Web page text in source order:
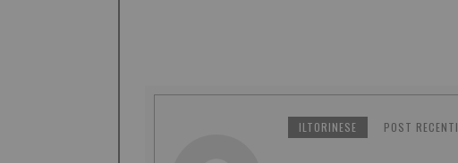
ILTORINESE POST RECENTI